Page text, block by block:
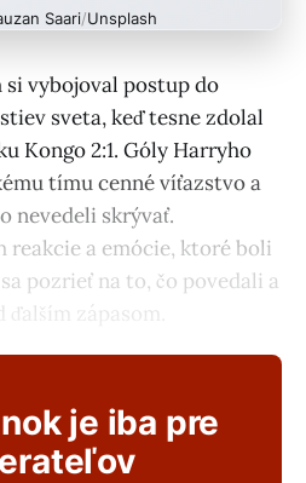
Saari/Unsplash
vybojoval postup do
sveta, keď tesne zdolal
Kongo 2:1. Góly Harryho
tímu cenné víťazstvo a
nevedeli skrývať.
reakcie a emócie, ktoré boli
pozrieť na to, čo povedali a
ďalším zápasom.
je iba pre